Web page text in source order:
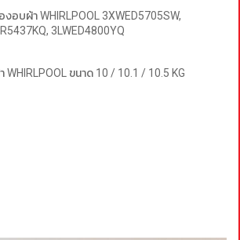
งอบผ้า WHIRLPOOL 3XWED5705SW,
3LWED4800YQ
WHIRLPOOL ขนาด 10 / 10.1 / 10.5 KG